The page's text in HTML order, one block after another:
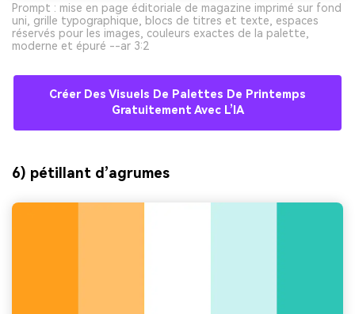
Prompt : mise en page éditoriale de magazine imprimé sur fond
uni, grille typographique, blocs de titres et texte, espaces
réservés pour les images, couleurs exactes de la palette,
moderne et épuré --ar 3:2
Créer Des Visuels De Palettes De Printemps
Gratuitement Avec L’IA
6) pétillant d’agrumes